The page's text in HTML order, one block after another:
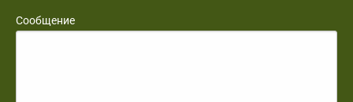
Сообщение